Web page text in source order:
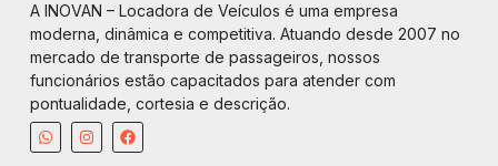
A INOVAN – Locadora de Veículos é uma empresa
moderna, dinâmica e competitiva. Atuando desde 2007 no
mercado de transporte de passageiros, nossos
funcionários estão capacitados para atender com
pontualidade, cortesia e descrição.